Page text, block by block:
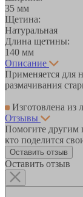
35 мм
Щетина:
Натуральная
Длина щетины:
140 мм
Описание
Применяется для
размачивания
Изготовлена из
Отзывы
Помогите другим
кто поделится
Оставить отзыв
Оставить отзыв